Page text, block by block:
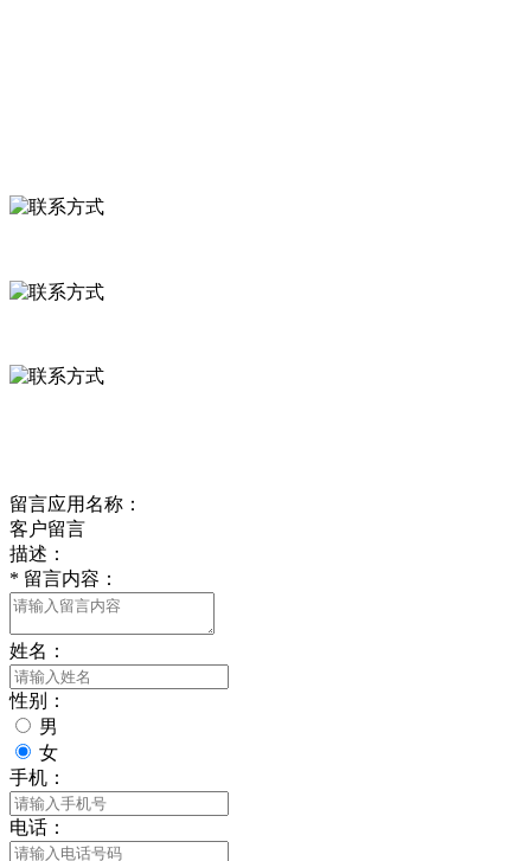
留言应用名称：
客户留言
描述：
* 留言内容：
姓名：
性别：
男
女
手机：
电话：